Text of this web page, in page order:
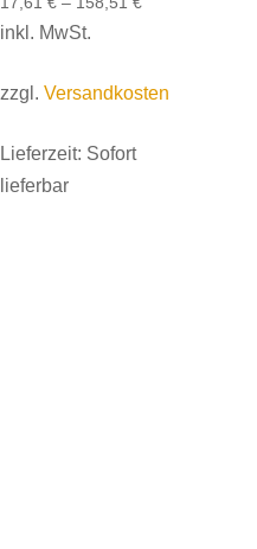
inkl. MwSt.
zzgl.Versandkosten
Lieferzeit: Sofort
lieferbar